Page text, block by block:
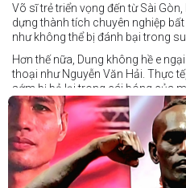
Võ sĩ trẻ triển vọng đến từ Sài
dựng thành tích chuyên nghiệp
như không thể bị đánh bại trong
Hơn thế nữa, Dung không hề e
thoại như Nguyễn Văn Hải. Thực
sớm bị bỏ lại trong cái bóng của
Dung nói rằng anh quá nhanh,
điển trai đối với “Hanoi Hitman”.
Và biết đâu anh ấy đúng.
Chúng ta sẽ có câu trả lời vào Chủ